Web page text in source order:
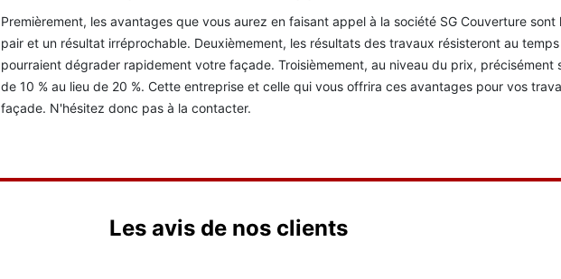
Premièrement, les avantages que vous aurez en faisant appel à la société SG Couverture
pair et un résultat irréprochable. Deuxièmement, les résultats des travaux résisteront au
pourraient dégrader rapidement votre façade. Troisièmement, au niveau du prix, précisément
de 10 % au lieu de 20 %. Cette entreprise et celle qui vous offrira ces avantages pour vos
façade. N'hésitez donc pas à la contacter.
Les avis de nos clients